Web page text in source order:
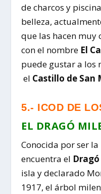
de charcos y
belleza,
que las hacen muy
con el nombre El
puede gustar a los
el Castillo de San
5.- ICOD DE
EL DRAGÓ
Conocida por ser
encuentra el
isla y declarado
1917, el árbol